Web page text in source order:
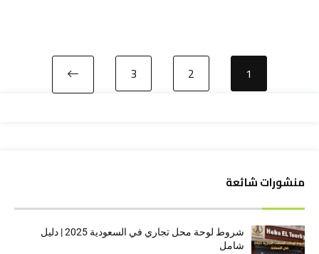
1
2
3
منشورات شائعة
شروط لوحة محل تجاري في السعودية 2025 | دليل
شامل